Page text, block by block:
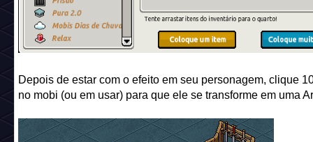
Depois de estar com o efeito em seu personagem, clique
no mobi (ou em usar) para que ele se transforme em uma